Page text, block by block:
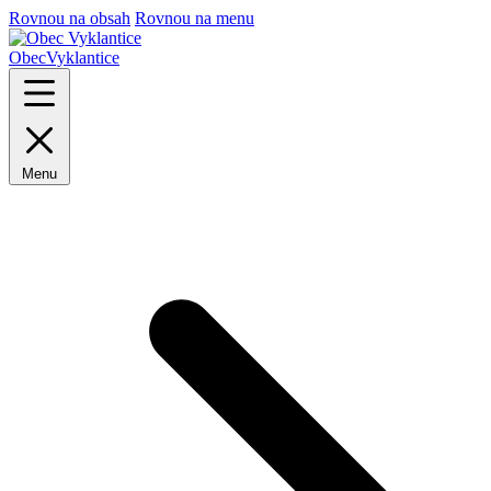
Rovnou na obsah Rovnou na menu
ObecVyklantice
Menu